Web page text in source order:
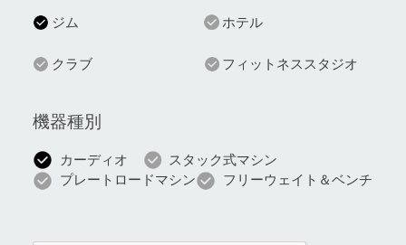
ジム ホテル
クラブ フィットネススタジオ
機器種別
カーディオ
スタック式マシン
プレートロードマシン
フリーウェイト＆ベンチ